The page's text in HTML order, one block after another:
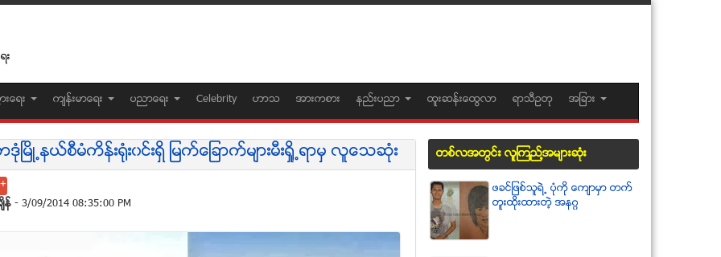
း
ားေရး က်န္းမာေရး ပညာေရး Celebrity ဟာသ အားကစား နည္းပညာ ထူးဆန္းေထြလာ ရာသီဥတု အျခား
ဒံုၿမိဳ႕နယ္စီမံကိန္းရံုး၀င္းရွိ ျမက္ေျခာက္မ်ားမီးရိႈ႕ရာမွ လူေသဆံုး
န္- 3/09/2014 08:35:00 PM
တစ္လအတြင္း လူၾကည္႔အမ်ားဆံုး
ဖခင္ျဖစ္သူရဲ႕ ပံုကို ေက်ာမွာ တက္
တူးထိုးထားတဲ့ အနဂၢ